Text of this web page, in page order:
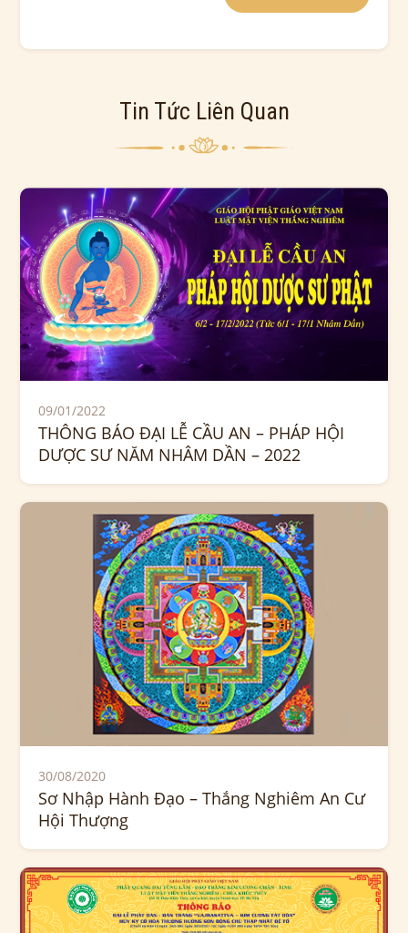
Tin Tức Liên Quan
09/01/2022
THÔNG BÁO ĐẠI LỄ CẦU AN – PHÁP HỘI
DƯỢC SƯ NĂM NHÂM DẦN – 2022
30/08/2020
Sơ Nhập Hành Đạo – Thắng Nghiêm An Cư
Hội Thượng